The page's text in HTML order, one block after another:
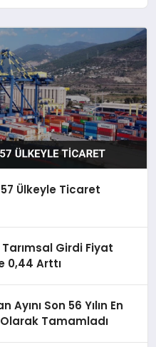
Ülkeyle Ticaret
Tarımsal Girdi Fiyat
0,44 Arttı
Ayını Son 56 Yılın En
Olarak Tamamladı